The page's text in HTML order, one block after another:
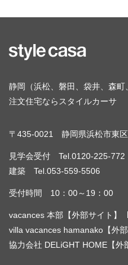
静岡（浜松、磐田、袋井、森
注文住宅ならスタイルカーサ
〒435-0021 静岡県浜松市東
見学会受付 Tel.0120-225-772
建築 Tel.053-559-5506
受付時間 10：00～19：00
vacances 本部【外部サイト】
villa vacances hamanako【外部
協力会社 DELiGHT HOME【外